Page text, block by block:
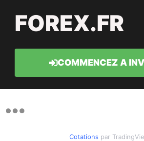
FOREX.FR
COMMENCEZ A
Cotations par